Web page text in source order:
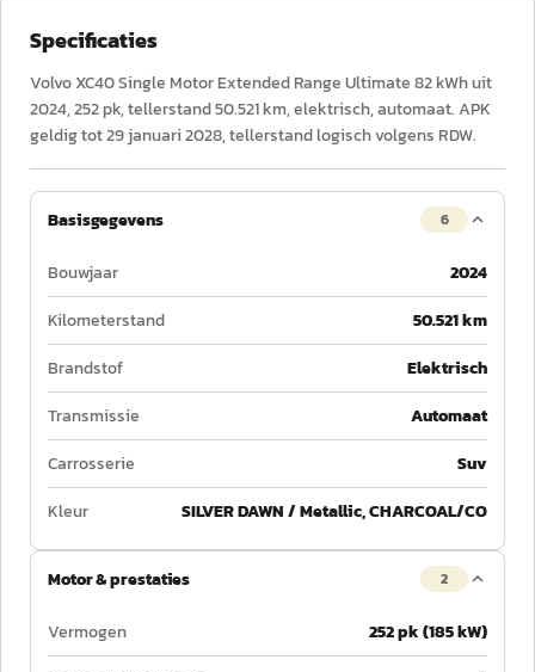
Specificaties
Volvo XC40 Single Motor Extended Range Ultimate 82 kWh uit
2024, 252 pk, tellerstand 50.521 km, elektrisch, automaat. APK
geldig tot 29 januari 2028, tellerstand logisch volgens RDW.
Basisgegevens 6
Bouwjaar
2024
Kilometerstand
50.521 km
Brandstof
Elektrisch
Transmissie
Automaat
Carrosserie
Suv
Kleur
SILVER DAWN / Metallic, CHARCOAL/CO
Motor & prestaties 2
Vermogen
252 pk (185 kW)